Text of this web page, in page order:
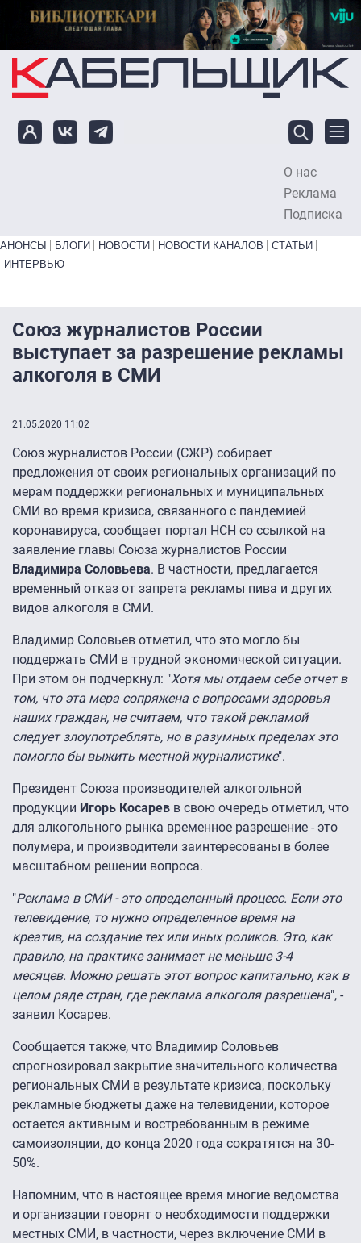
Перейти к основному содержанию
О нас
Реклама
Подписка
Primary links bottom
АНОНСЫ БЛОГИ НОВОСТИ НОВОСТИ КАНАЛОВ
СТАТЬИ
ИНТЕРВЬЮ
Союз журналистов России
выступает за разрешение рекламы
алкоголя в СМИ
21.05.2020 11:02
Союз журналистов России (СЖР) собирает
предложения от своих региональных организаций по
мерам поддержки региональных и муниципальных
СМИ во время кризиса, связанного с пандемией
коронавируса, сообщает портал НСН со ссылкой на
заявление главы Союза журналистов России
Владимира Соловьева. В частности, предлагается
временный отказ от запрета рекламы пива и других
видов алкоголя в СМИ.
Владимир Соловьев отметил, что это могло бы
поддержать СМИ в трудной экономической ситуации.
При этом он подчеркнул: "Хотя мы отдаем себе отчет в
том, что эта мера сопряжена с вопросами здоровья
наших граждан, не считаем, что такой рекламой
следует злоупотреблять, но в разумных пределах это
помогло бы выжить местной журналистике".
Президент Союза производителей алкогольной
продукции Игорь Косарев в свою очередь отметил, что
для алкогольного рынка временное разрешение - это
полумера, и производители заинтересованы в более
масштабном решении вопроса.
"Реклама в СМИ - это определенный процесс. Если это
телевидение, то нужно определенное время на
креатив, на создание тех или иных роликов. Это, как
правило, на практике занимает не меньше 3-4
месяцев. Можно решать этот вопрос капитально, как в
целом ряде стран, где реклама алкоголя разрешена", -
заявил Косарев.
Сообщается также, что Владимир Соловьев
спрогнозировал закрытие значительного количества
региональных СМИ в результате кризиса, поскольку
рекламные бюджеты даже на телевидении, которое
остается активным и востребованным в режиме
самоизоляции, до конца 2020 года сократятся на 30-
50%.
Напомним, что в настоящее время многие ведомства
и организации говорят о необходимости поддержки
местных СМИ, в частности, через включение СМИ в